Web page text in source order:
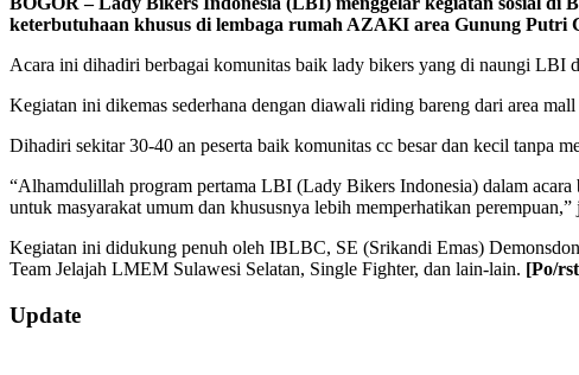
keterbutuhaan khusus di lembaga rumah AZAKI area Gunung Putri
Acara ini dihadiri berbagai komunitas baik lady bikers yang di naungi LBI
Kegiatan ini dikemas sederhana dengan diawali riding bareng dari area
Dihadiri sekitar 30-40 an peserta baik komunitas cc besar dan kecil tanpa
“Alhamdulillah program pertama LBI (Lady Bikers Indonesia) dalam acara
untuk masyarakat umum dan khususnya lebih memperhatikan
Kegiatan ini didukung penuh oleh IBLBC, SE (Srikandi Emas)
Team Jelajah LMEM Sulawesi Selatan, Single Fighter, dan lain-lain. [Po/
2019-
05-
Update